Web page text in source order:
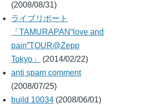
(2008/08/31)
ライブリポート
「TAMURAPAN“love and
pain”TOUR@Zepp
Tokyo」
(2014/02/22)
anti spam comment
(2008/07/25)
build 10034 (2008/06/01)